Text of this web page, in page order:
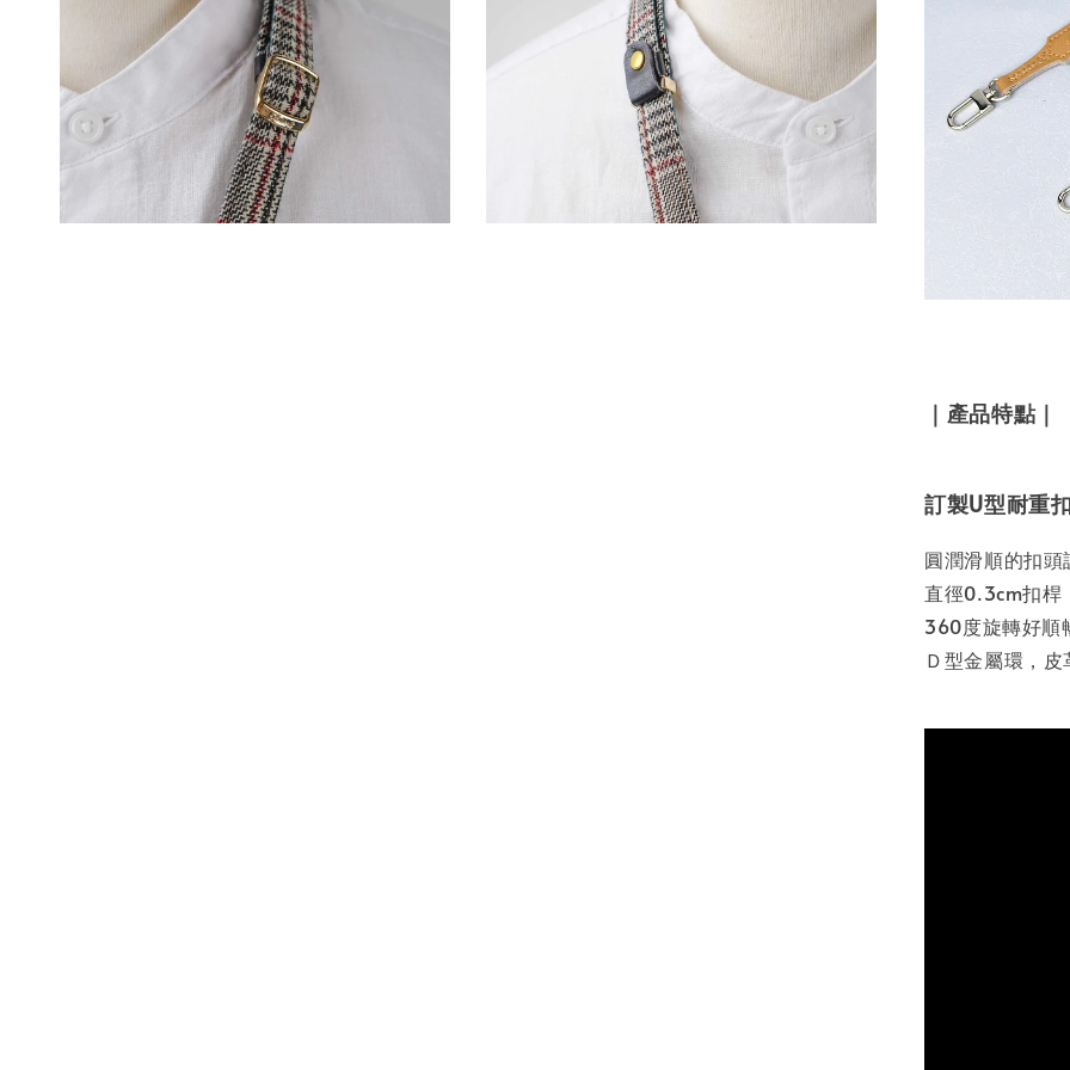
｜產品特點｜
訂製U型耐重
圓潤滑順的扣
直徑0.3cm扣桿
360度旋轉好順
Ｄ型金屬環，